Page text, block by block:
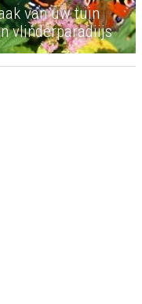
van uw tuin
vlinderparadiijs